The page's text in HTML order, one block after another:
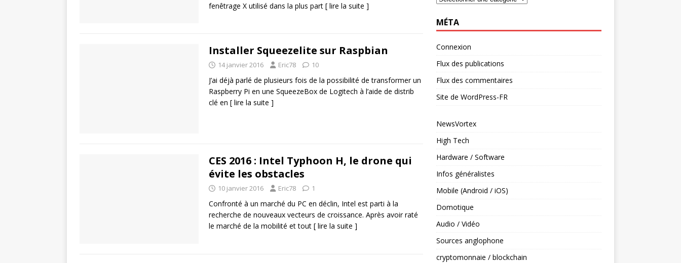
fenêtrage X utilisé dans la plus part [ lire la suite ]
Installer Squeezelite sur Raspbian
14 janvier 2016 Eric78 10
J’ai déjà parlé de plusieurs fois de la possibilité de transformer un
Raspberry Pi en une SqueezeBox de Logitech à l’aide de distrib
clé en [ lire la suite ]
CES 2016 : Intel Typhoon H, le drone qui
évite les obstacles
10 janvier 2016 Eric78 1
Confronté à un marché du PC en déclin, Intel est parti à la
recherche de nouveaux vecteurs de croissance. Après avoir raté
le marché de la mobilité et tout [ lire la suite ]
MÉTA
Connexion
Flux des publications
Flux des commentaires
Site de WordPress-FR
NewsVortex
High Tech
Hardware / Software
Infos généralistes
Mobile (Android / iOS)
Domotique
Audio / Vidéo
Sources anglophone
cryptomonnaie / blockchain